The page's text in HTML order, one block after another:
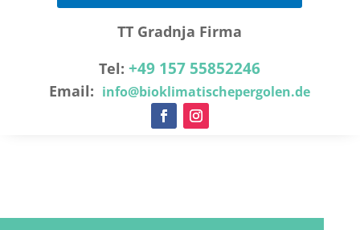
TT Gradnja Firma
Tel: +49 157 55852246
Email: info@bioklimatischepergolen.de